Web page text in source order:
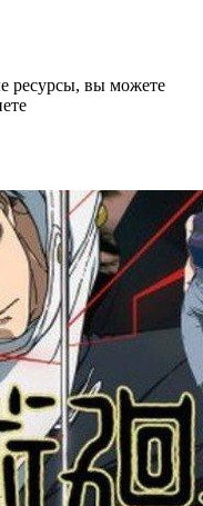
ресурсы, вы можете